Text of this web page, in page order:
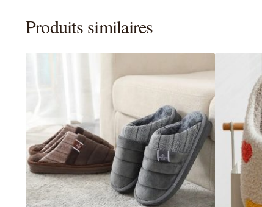
Produits similaires